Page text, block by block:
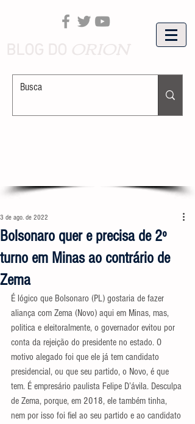
Bolsonaro quer e precisa de 2º
turno em Minas ao contrário de
Zema
3 de ago. de 2022
É lógico que Bolsonaro (PL) gostaria de fazer
aliança com Zema (Novo) aqui em Minas, mas,
politica e eleitoralmente, o governador evitou por
conta da rejeição do presidente no estado. O
motivo alegado foi que ele já tem candidato
presidencial, ou que seu partido, o Novo, é que
tem. É empresário paulista Felipe D’ávila. Desculpa
de Zema, porque, em 2018, ele também tinha,
nem por isso foi fiel ao seu partido e ao candidato